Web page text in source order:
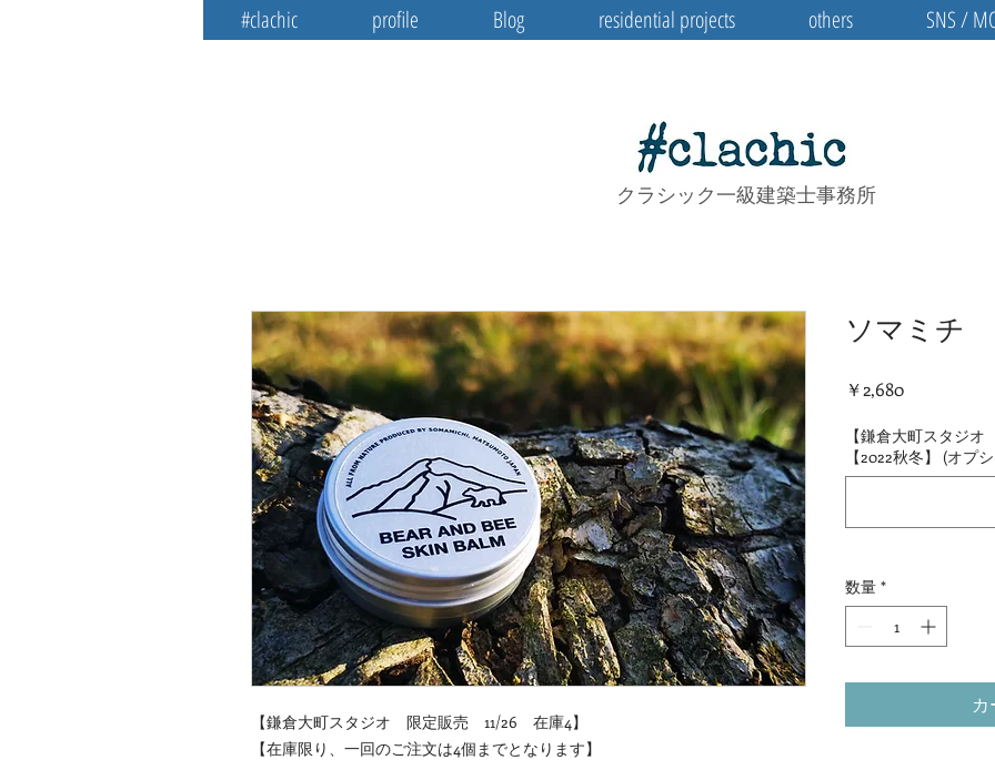
#clachic profile Blog residential projects others SNS /
クラシック一級建築士事務所
【鎌倉大町スタジオ 限定販売 11/26 在庫4】
【在庫限り、一回のご注文は4個までとなります】
ソマミチ
￥2,680価格
【鎌倉大町スタジ
【2022秋冬】 (オプ
数量 *